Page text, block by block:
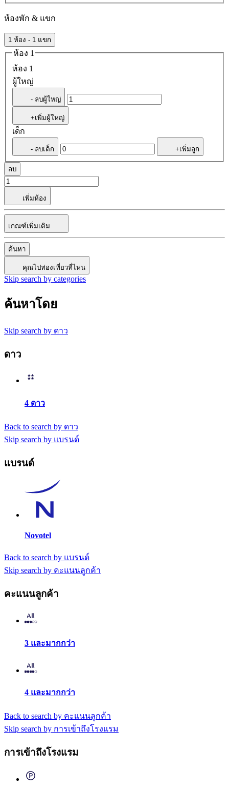
ห้องพัก & แขก
1 ห้อง - 1 แขก
ห้อง 1
ห้อง 1
ผู้ใหญ่
- ลบผู้ใหญ่
+เพิ่มผู้ใหญ่
เด็ก
- ลบเด็ก +เพิ่มลูก
ลบ
เพิ่มห้อง
เกณฑ์เพิ่มเติม
ค้นหา
คุณไปท่องเที่ยวที่ไหน
Skip search by categories
ค้นหาโดย
Skip search by ดาว
ดาว
4 ดาว
Back to search by ดาว
Skip search by แบรนด์
แบรนด์
Novotel
Back to search by แบรนด์
Skip search by คะแนนลูกค้า
คะแนนลูกค้า
3 และมากกว่า
4 และมากกว่า
Back to search by คะแนนลูกค้า
Skip search by การเข้าถึงโรงแรม
การเข้าถึงโรงแรม